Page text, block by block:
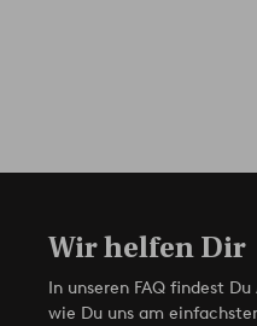
Wir helfen Dir
In unseren FAQ findest
wie Du uns am